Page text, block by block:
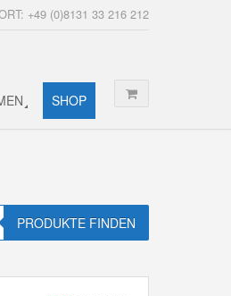
+49 (0)8131 33 216 212
SHOP
PRODUKTE FINDEN